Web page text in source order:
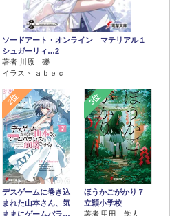
ソードアート・オンライン マテリアル１
シュガーリィ…2
著者 川原 礫
イラスト ａｂｅｃ
2位
デスゲームに巻き込
まれた山本さん、気
ままにゲームバラ…
3位
ほうかごがかり７
立穎小学校
著者 甲田 学人